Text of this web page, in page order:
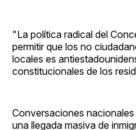
"La política radical del
permitir que los no
locales es
constitucionales de los
Conversaciones
una llegada masiva de